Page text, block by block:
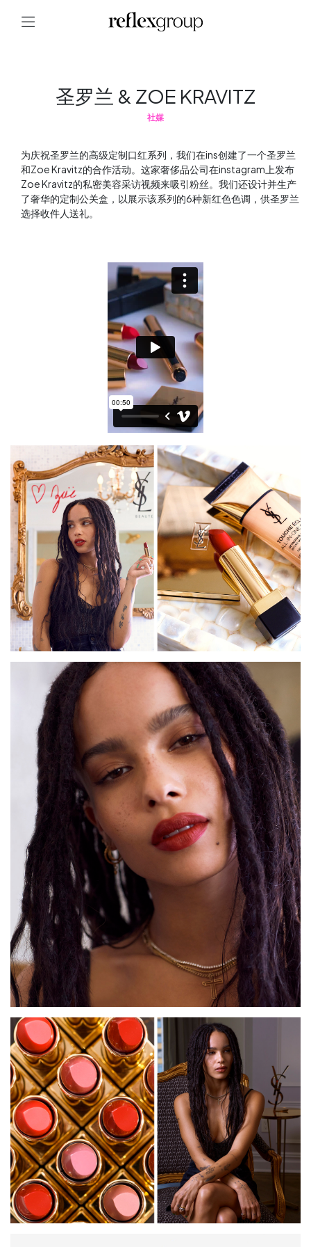
圣罗兰 & ZOE KRAVITZ
社媒
为庆祝圣罗兰的高级定制口红系列，我们在ins创建了一个圣罗兰
和Zoe Kravitz的合作活动。这家奢侈品公司在instagram上发布
Zoe Kravitz的私密美容采访视频来吸引粉丝。我们还设计并生产
了奢华的定制公关盒，以展示该系列的6种新红色色调，供圣罗兰
选择收件人送礼。